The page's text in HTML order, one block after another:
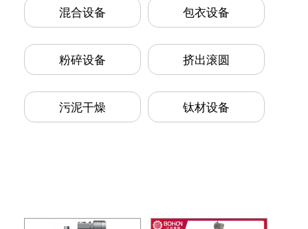
混合设备 包衣设备
粉碎设备 挤出滚圆
污泥干燥 钛材设备